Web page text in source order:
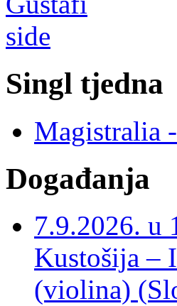
Singl tjedna
Magistralia
Događanja
7.9.2026. u
Kustošija –
(violina)